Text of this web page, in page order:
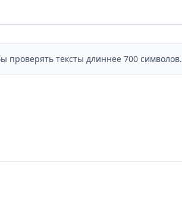
проверять тексты длиннее 700 символов.